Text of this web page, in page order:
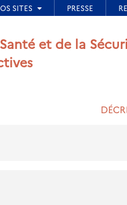
et de la